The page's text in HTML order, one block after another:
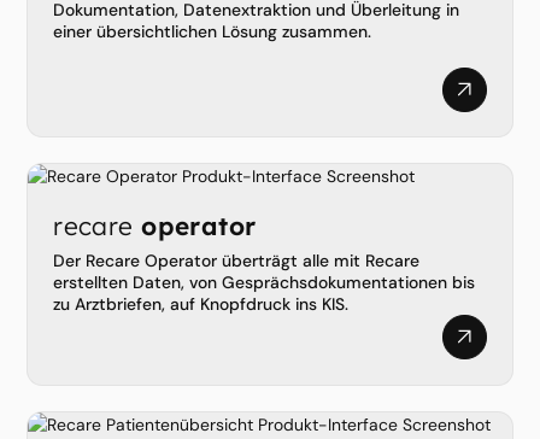
Dokumentation, Datenextraktion und Überleitung in
einer übersichtlichen Lösung zusammen.
recareoperator
Der Recare Operator überträgt alle mit Recare
erstellten Daten, von Gesprächsdokumentationen bis
zu Arztbriefen, auf Knopfdruck ins KIS.